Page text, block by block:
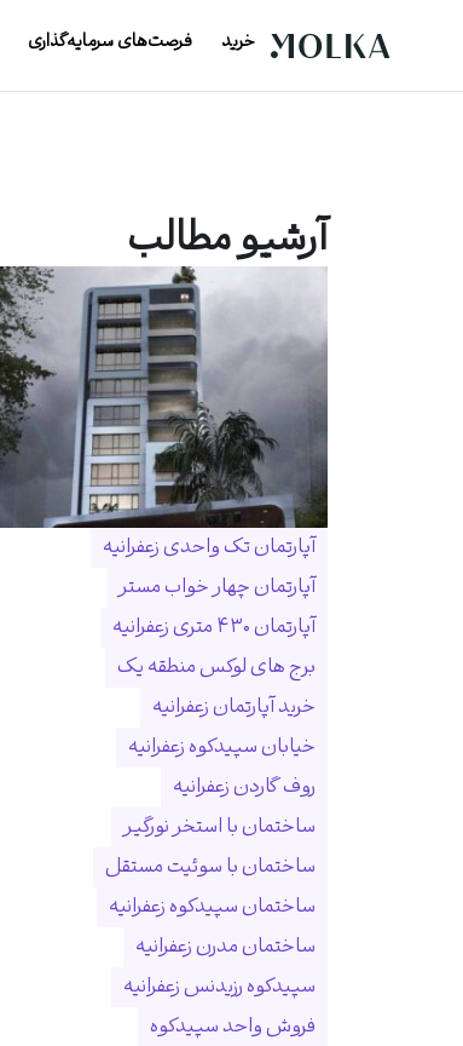
خرید فرصت‌های سرمایه‌گذاری
آرشیو مطالب
آپارتمان تک واحدی زعفرانیه
آپارتمان چهار خواب مستر
آپارتمان ۴۳۰ متری زعفرانیه
برج های لوکس منطقه یک
خرید آپارتمان زعفرانیه
خیابان سپیدکوه زعفرانیه
روف گاردن زعفرانیه
ساختمان با استخر نورگیر
ساختمان با سوئیت مستقل
ساختمان سپیدکوه زعفرانیه
ساختمان مدرن زعفرانیه
سپیدکوه رزیدنس زعفرانیه
فروش واحد سپیدکوه